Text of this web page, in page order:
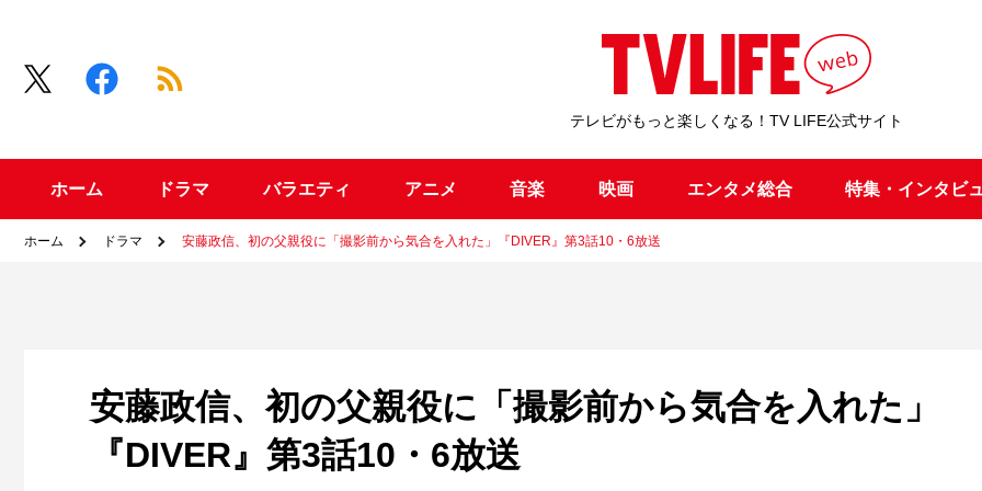
テレビがもっと楽しくなる！TV LIFE公式サイト
ホーム ドラマ バラエティ アニメ 音楽 映画 エンタメ総合 特集・インタビ
ホーム ドラマ 安藤政信、初の父親役に「撮影前から気合を入れた」『DIVER』第3話10・6放送
安藤政信、初の父親役に「撮影前から気合を入れた」
『DIVER』第3話10・6放送